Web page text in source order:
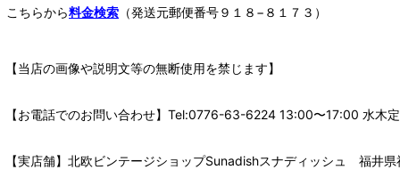
こちらから料金検索 （発送元郵便番号９１８−８１７３）
【当店の画像や説明文等の無断使用を禁じます】
【お電話でのお問い合わせ】Tel:0776-63-6224 13:00〜17:00 水木
【実店舗】北欧ビンテージショップSunadishスナディッシュ 福井